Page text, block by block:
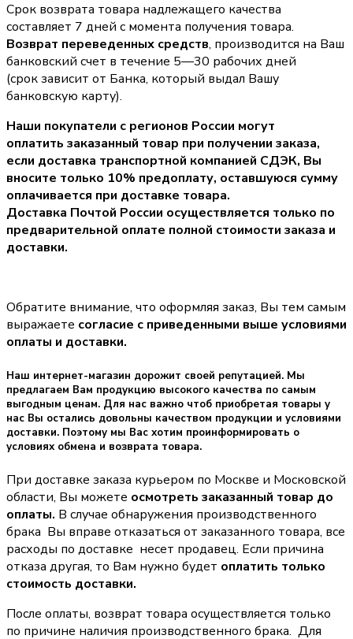
Срок возврата товара надлежащего качества
составляет 7 дней с момента получения товара.
Возврат переведенных средств, производится на Ваш
банковский счет в течение 5—30 рабочих дней
(срок зависит от Банка, который выдал Вашу
банковскую карту).
Наши покупатели с регионов России могут
оплатить заказанный товар при получении заказа,
если доставка транспортной компанией СДЭК, Вы
вносите только 10% предоплату, оставшуюся сумму
оплачивается при доставке товара.
Доставка Почтой России осуществляется только по
предварительной оплате полной стоимости заказа и
доставки.
Обратите внимание, что оформляя заказ, Вы тем самым
выражаете согласие с приведенными выше условиями
оплаты и доставки.
Наш интернет-магазин дорожит своей репутацией. Мы
предлагаем Вам продукцию высокого качества по самым
выгодным ценам. Для нас важно чтоб приобретая товары у
нас Вы остались довольны качеством продукции и условиями
доставки. Поэтому мы Вас хотим проинформировать о
условиях обмена и возврата товара.
При доставке заказа курьером по Москве и Московской
области, Вы можете осмотреть заказанный товар до
оплаты. В случае обнаружения производственного
брака Вы вправе отказаться от заказанного товара, все
расходы по доставке несет продавец. Если причина
отказа другая, то Вам нужно будет оплатить только
стоимость доставки.
После оплаты, возврат товара осуществляется только
по причине наличия производственного брака. Для